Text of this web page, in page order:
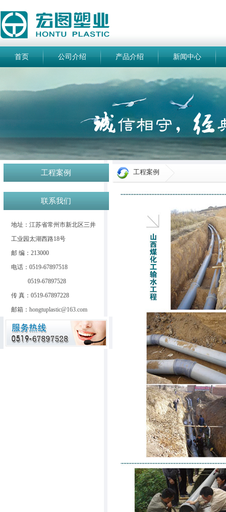
首页 公司介绍 产品介绍 新闻中心
工程案例
联系我们
地址：江苏省常州市新北区三井
工业园太湖西路18号
邮 编：213000
电话：0519-67897518
0519-67897528
传 真：0519-67897228
邮箱：hongtuplastic@163.com
工程案例